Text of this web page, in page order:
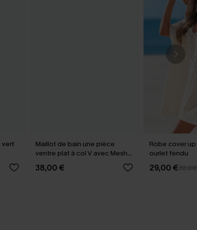
vert
Maillot de bain une pièce
ventre plat à col V avec Mesh
power
38,00 €
Robe cover
ourlet fendu
29,00 €